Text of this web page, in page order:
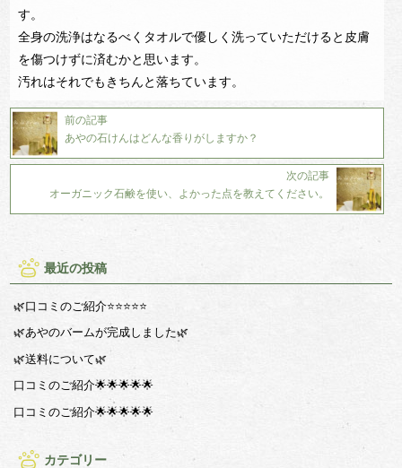
す。
全身の洗浄はなるべくタオルで優しく洗っていただけると皮膚
を傷つけずに済むかと思います。
汚れはそれでもきちんと落ちています。
前の記事
あやの石けんはどんな香りがしますか？
次の記事
オーガニック石鹸を使い、よかった点を教えてください。
最近の投稿
🌿口コミのご紹介⭐️⭐️⭐️⭐️⭐️
🌿あやのバームが完成しました🌿
🌿送料について🌿
口コミのご紹介🌟🌟🌟🌟🌟
口コミのご紹介🌟🌟🌟🌟🌟
カテゴリー